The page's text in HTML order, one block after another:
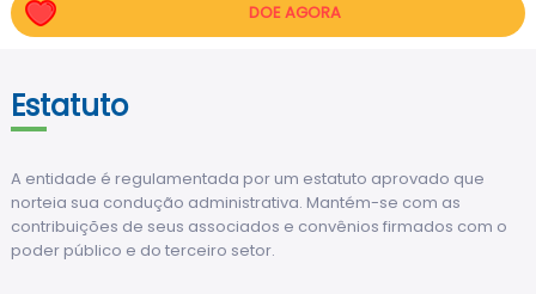
DOE AGORA
Estatuto
A entidade é regulamentada por um estatuto aprovado que
norteia sua condução administrativa. Mantém-se com as
contribuições de seus associados e convênios firmados com o
poder público e do terceiro setor.